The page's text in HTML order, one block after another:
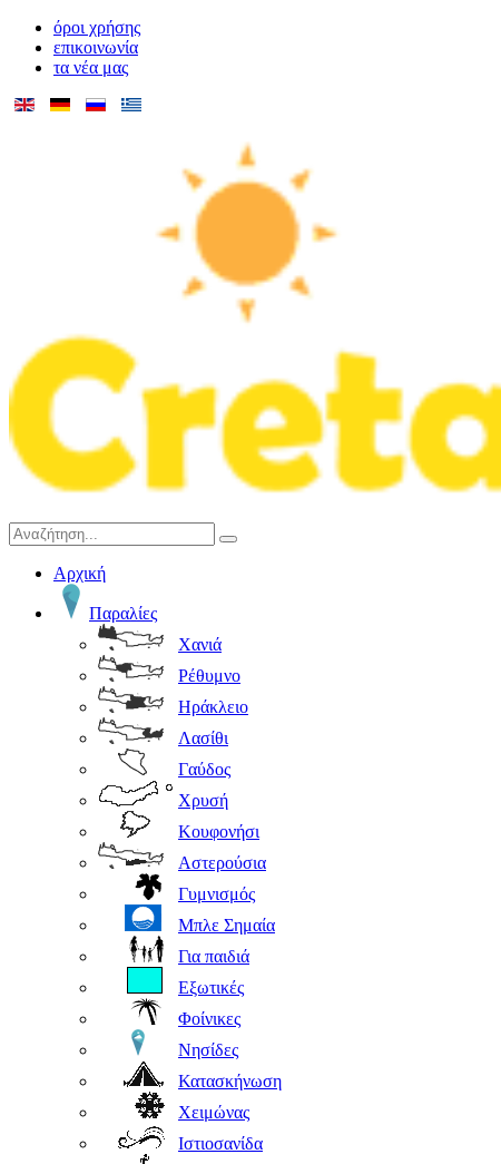
όροι χρήσης
επικοινωνία
τα νέα μας
Αρχική
Παραλίες
Χανιά
Ρέθυμνο
Ηράκλειο
Λασίθι
Γαύδος
Χρυσή
Κουφονήσι
Αστερούσια
Γυμνισμός
Μπλε Σημαία
Για παιδιά
Εξωτικές
Φοίνικες
Νησίδες
Κατασκήνωση
Χειμώνας
Ιστιοσανίδα